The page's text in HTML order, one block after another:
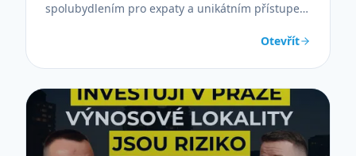
spolubydlením pro expaty a unikátním přístupem
Otevřít